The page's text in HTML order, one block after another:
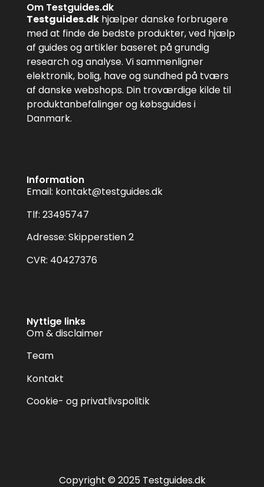
Om Testguides.dk
Testguides.dk hjælper danske forbrugere
med at finde de bedste produkter, ved hjælp
af guides og artikler baseret på grundig
research og analyse. Vi sammenligner
elektronik, bolig, have og sundhed på tværs
af danske webshops. Din troværdige kilde til
produktanbefalinger og købsguides i
Danmark.
Information
Email: kontakt@testguides.dk
Tlf: 23495747
Adresse: Skipperstien 2
CVR: 40427376
Nyttige links
Om & disclaimer
Team
Kontakt
Cookie- og privatlivspolitik
Copyright © 2025 Testguides.dk